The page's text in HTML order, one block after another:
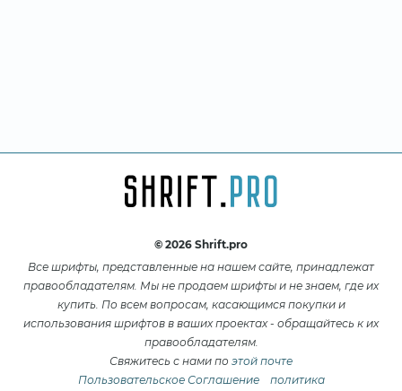
© 2026 Shrift.pro
Все шрифты, представленные на нашем сайте, принадлежат
правообладателям. Мы не продаем шрифты и не знаем, где их
купить. По всем вопросам, касающимся покупки и
использования шрифтов в ваших проектах - обращайтесь к их
правообладателям.
Свяжитесь с нами по этой почте
Пользовательское Соглашение
политика